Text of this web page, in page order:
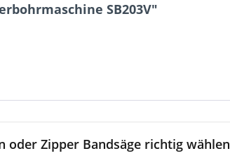
SB203V"
oder Zipper Bandsäge richtig wählen